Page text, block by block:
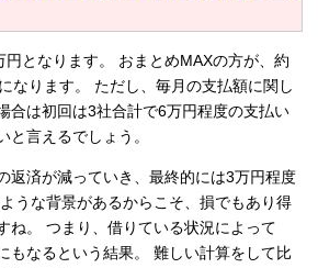
となります。 おまとめMAXの方が、約
なります。 ただし、毎月の支払額に関し
合は初回は3社合計で6万円程度の支払い
と言えるでしょう。
返済が減っていき、最終的には3万円程度
うな背景があるからこそ、損でもあり得
ね。 つまり、借りている状況によって
もなるという結果。 難しい計算をして比